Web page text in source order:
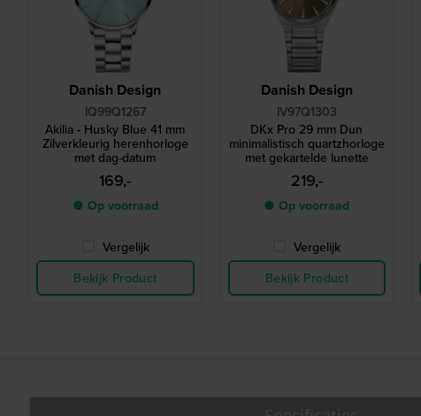
Danish Design
IQ99Q1267
Akilia - Husky Blue 41 mm
Zilverkleurig herenhorloge
met dag-datum
169,-
● Op voorraad
Vergelijk
Bekijk Product
Danish Design
IV97Q1303
DKx Pro 29 mm Dun
minimalistisch quartzhorloge
met gekartelde lunette
219,-
● Op voorraad
Vergelijk
Bekijk Product